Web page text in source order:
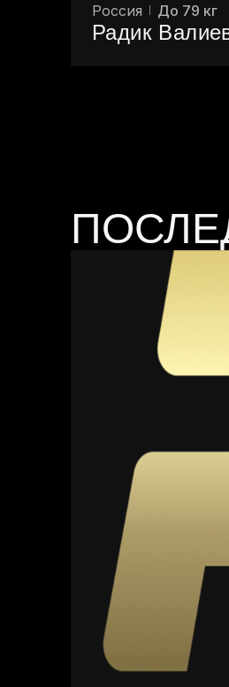
Россия До 79 кг
Радик